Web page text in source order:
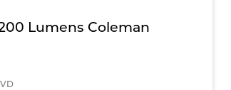
Lumens Coleman